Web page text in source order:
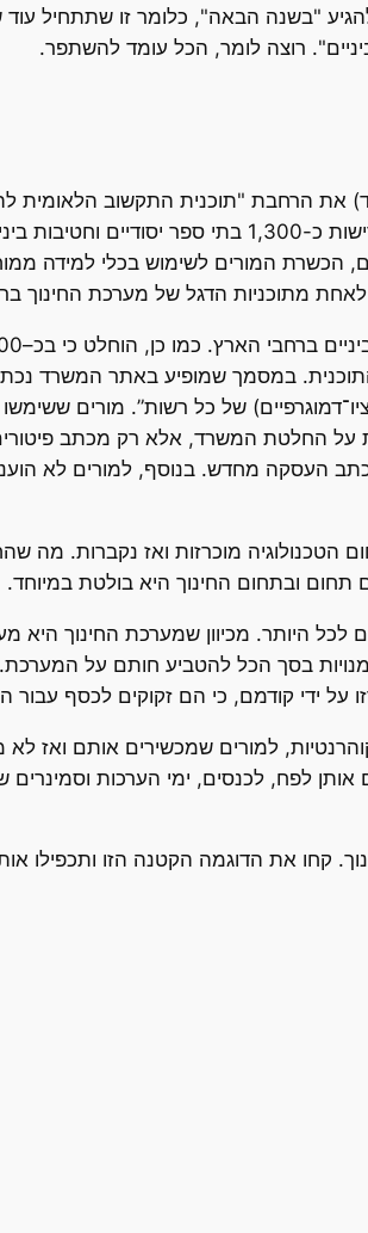
להגיע "בשנה הבאה", כלומר זו שתתחיל
רוצה לומר, הכל עומד להשתפר.
במסגרת התוכנית הושקעו עד כה כחצי מיליארד שקלים
הכשרת המורים לשימוש בכלי למידה
מתוכניות הדגל של מערכת החינוך
במסמך שמופיע באתר המשרד
על החלטת המשרד, אלא רק מכתב
העסקה מחדש. בנוסף, למורים לא
הטכנולוגיה מוכרזות ואז נקברות.
ובתחום החינוך היא בולטת במיוחד.
היותר. מכיוון שמערכת החינוך
בסך הכל להטביע חותם על
על ידי קודמם, כי הם זקוקים לכסף
למורים שמכשירים אותם ואז
אותן לפח, לכנסים, ימי הערכות
קחו את הדוגמה הקטנה הזו ותכפילו